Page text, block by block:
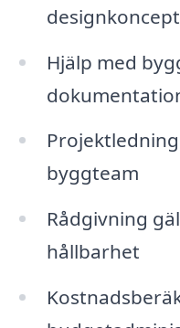
designkoncept
Hjälp med
byggteam
Rådgivning
hållbarhet